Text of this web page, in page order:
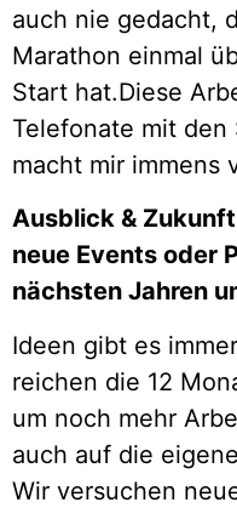
auch nie gedacht,
Marathon einmal
Start hat.Diese
Telefonate mit
macht mir immens
Ausblick &
neue Events oder
nächsten Jahren
Ideen gibt es
reichen die 12
um noch mehr
auch auf die
Wir versuchen